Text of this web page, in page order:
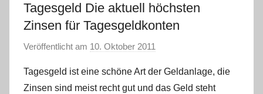
Tagesgeld Die aktuell höchsten
Zinsen für Tagesgeldkonten
Veröffentlicht am 10. Oktober 2011
n
L
Tagesgeld ist eine schöne Art der Geldanlage, die
Zinsen sind meist recht gut und das Geld steht